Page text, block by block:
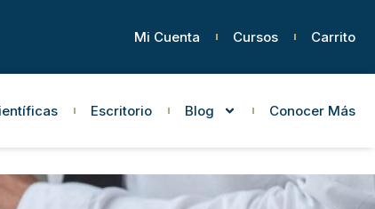
Mi Cuenta Cursos Carrito
Escritorio Blog Conocer Más